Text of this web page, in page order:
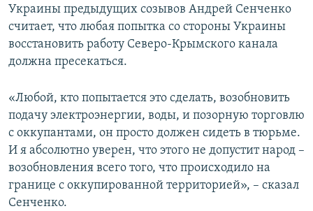
Украины предыдущих созывов Андрей Сенченко
считает, что любая попытка со стороны Украины
восстановить работу Северо-Крымского канала
должна пресекаться.
«Любой, кто попытается это сделать, возобновить
подачу электроэнергии, воды, и позорную торговлю
с оккупантами, он просто должен сидеть в тюрьме.
И я абсолютно уверен, что этого не допустит народ –
возобновления всего того, что происходило на
границе с оккупированной территорией», – сказал
Сенченко.